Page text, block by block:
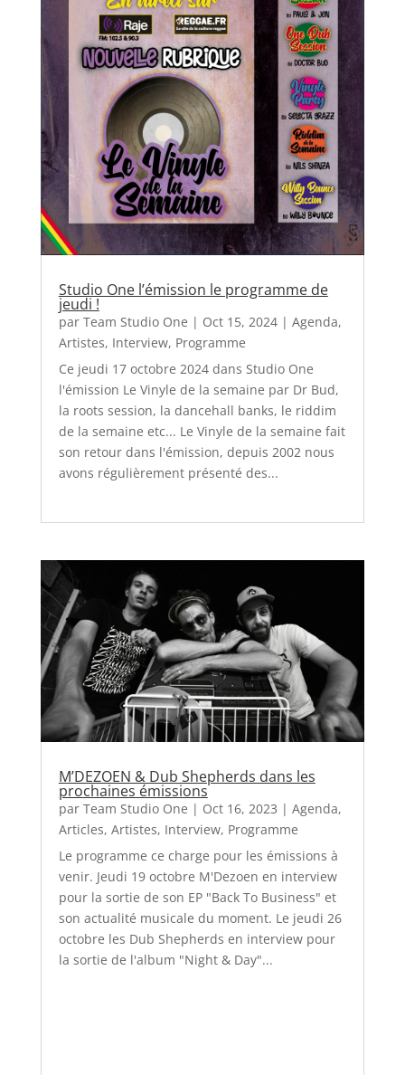
Studio One l’émission le programme de
jeudi !
par Team Studio One | Oct 15, 2024| Agenda,
Artistes, Interview, Programme
Ce jeudi 17 octobre 2024 dans Studio One
l'émission Le Vinyle de la semaine par Dr Bud,
la roots session, la dancehall banks, le riddim
de la semaine etc... Le Vinyle de la semaine fait
son retour dans l'émission, depuis 2002 nous
avons régulièrement présenté des...
M’DEZOEN & Dub Shepherds dans les
prochaines émissions
par Team Studio One | Oct 16, 2023 | Agenda,
Articles, Artistes, Interview, Programme
Le programme ce charge pour les émissions à
venir. Jeudi 19 octobre M'Dezoen en interview
pour la sortie de son EP "Back To Business" et
son actualité musicale du moment. Le jeudi 26
octobre les Dub Shepherds en interview pour
la sortie de l'album "Night & Day"...